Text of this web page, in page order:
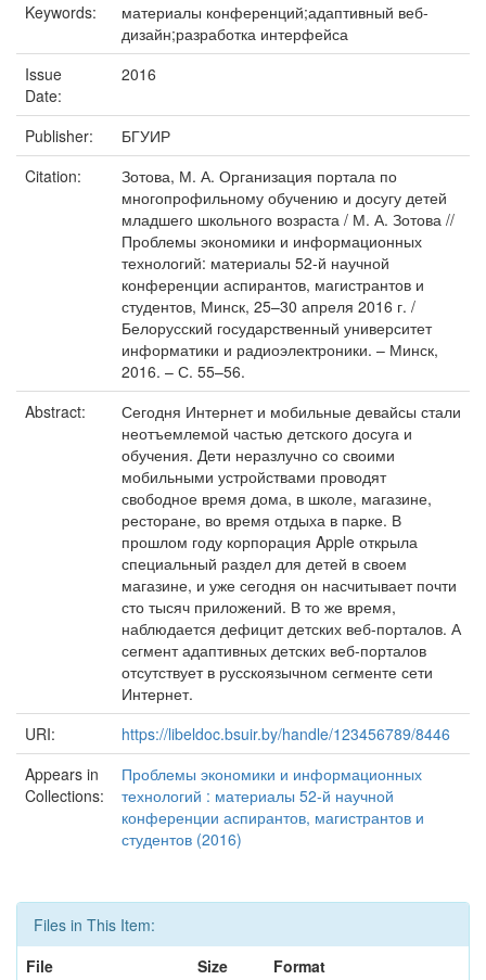
Keywords:
материалы конференций;адаптивный веб-
дизайн;разработка интерфейса
Issue
Date:
2016
Publisher:
БГУИР
Citation:
Зотова, М. А. Организация портала по
многопрофильному обучению и досугу детей
младшего школьного возраста / М. А. Зотова //
Проблемы экономики и информационных
технологий: материалы 52-й научной
конференции аспирантов, магистрантов и
студентов, Минск, 25–30 апреля 2016 г. /
Белорусский государственный университет
информатики и радиоэлектроники. – Минск,
2016. – С. 55–56.
Abstract:
Сегодня Интернет и мобильные девайсы стали
неотъемлемой частью детского досуга и
обучения. Дети неразлучно со своими
мобильными устройствами проводят
свободное время дома, в школе, магазине,
ресторане, во время отдыха в парке. В
прошлом году корпорация Apple открыла
специальный раздел для детей в своем
магазине, и уже сегодня он насчитывает почти
сто тысяч приложений. В то же время,
наблюдается дефицит детских веб-порталов. А
сегмент адаптивных детских веб-порталов
отсутствует в русскоязычном сегменте сети
Интернет.
URI:
https://libeldoc.bsuir.by/handle/123456789/8446
Appears in
Collections:
Проблемы экономики и информационных
технологий : материалы 52-й научной
конференции аспирантов, магистрантов и
студентов (2016)
Files in This Item:
File
Size Format